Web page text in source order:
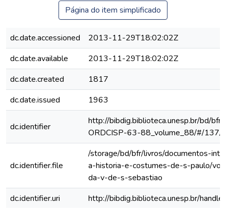
Página do item simplificado
dc.date.accessioned
2013-11-29T18:02:02Z
dc.date.available
2013-11-29T18:02:02Z
dc.date.created
1817
dc.date.issued
1963
dc.identifier
http://bibdig.biblioteca.unesp.br/bd/
ORDCISP-63-88_volume_88/#/137/
dc.identifier.file
/storage/bd/bfr/livros/documentos-
a-historia-e-costumes-de-s-paulo/
da-v-de-s-sebastiao
dc.identifier.uri
http://bibdig.biblioteca.unesp.br/